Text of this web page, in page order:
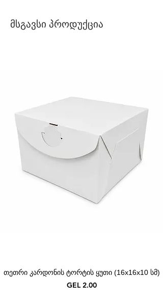
მსგავსი პროდუქცია
თეთრი კარდონის ტორტის ყუთი (16x16x10 სმ)
Price
GEL 2.00